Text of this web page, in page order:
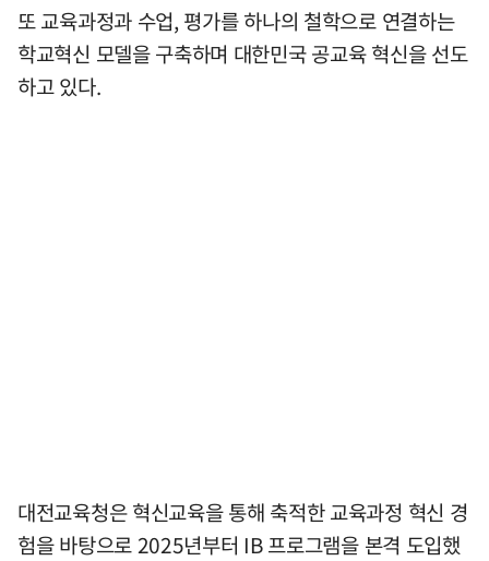
또 교육과정과 수업, 평가를 하나의 철학으로 연결하는
학교혁신 모델을 구축하며 대한민국 공교육 혁신을 선도
하고 있다.
대전교육청은 혁신교육을 통해 축적한 교육과정 혁신 경
험을 바탕으로 2025년부터 IB 프로그램을 본격 도입했